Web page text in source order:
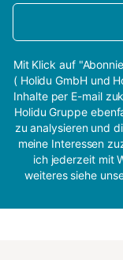
Mit Klick auf
( Holidu GmbH und
Inhalte per E-mail
Holidu Gruppe
zu analysieren und
meine Interessen
ich jederzeit mit
weiteres siehe